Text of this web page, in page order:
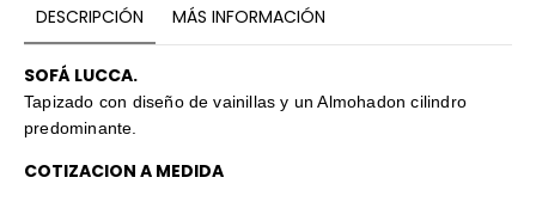
DESCRIPCIÓN MÁS INFORMACIÓN
SOFÁ LUCCA.
Tapizado con diseño de vainillas y un Almohadon cilindro
predominante.
COTIZACION A MEDIDA